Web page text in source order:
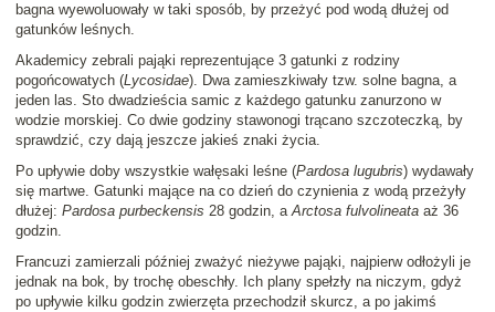
bagna wyewoluowały w taki sposób, by przeżyć pod wodą dłużej od
gatunków leśnych.
Akademicy zebrali pająki reprezentujące 3 gatunki z rodziny
pogońcowatych (Lycosidae). Dwa zamieszkiwały tzw. solne bagna, a
jeden las. Sto dwadzieścia samic z każdego gatunku zanurzono w
wodzie morskiej. Co dwie godziny stawonogi trącano szczoteczką, by
sprawdzić, czy dają jeszcze jakieś znaki życia.
Po upływie doby wszystkie wałęsaki leśne (Pardosa lugubris) wydawały
się martwe. Gatunki mające na co dzień do czynienia z wodą przeżyły
dłużej: Pardosa purbeckensis 28 godzin, aArctosa fulvolineata aż 36
godzin.
Francuzi zamierzali później zważyć nieżywe pająki, najpierw odłożyli je
jednak na bok, by trochę obeschły. Ich plany spełzły na niczym, gdyż
po upływie kilku godzin zwierzęta przechodził skurcz, a po jakimś